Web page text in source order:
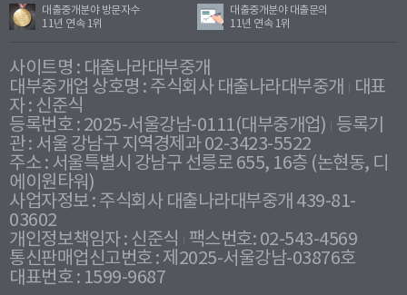
대출중개분야 방문자수
11년 연속 1위
대출중개분야 대출문의
11년 연속 1위
사이트명 : 대출나라대부중개
대부중개업 상호명 : 주식회사 대출나라대부중개
대표
자 : 신준식
등록번호 : 2025-서울강남-0111(대부중개업) 등록기
관 : 서울 강남구 지역경제과 02-3423-5522
주소 : 서울특별시 강남구 선릉로 655, 16층 (논현동, 디
에이원타워)
사업자정보 : 주식회사 대출나라대부중개 439-81-
03602
개인정보책임자 : 신준식
팩스번호: 02-543-4569
통신판매업신고번호 : 제2025-서울강남-03876호
대표번호 : 1599-9687